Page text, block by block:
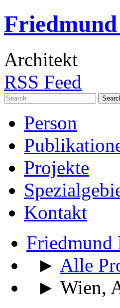
Architekt
RSS Feed
Search
for:
Person
Projekte
Kontakt
Friedmund
► Alle
► Wien,